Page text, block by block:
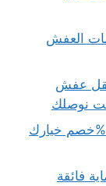
لخدمات العفش
عفش
سيارات نقل عفش بالمدينة المنورة بـ30%خصم خيارك
حماية فائقة